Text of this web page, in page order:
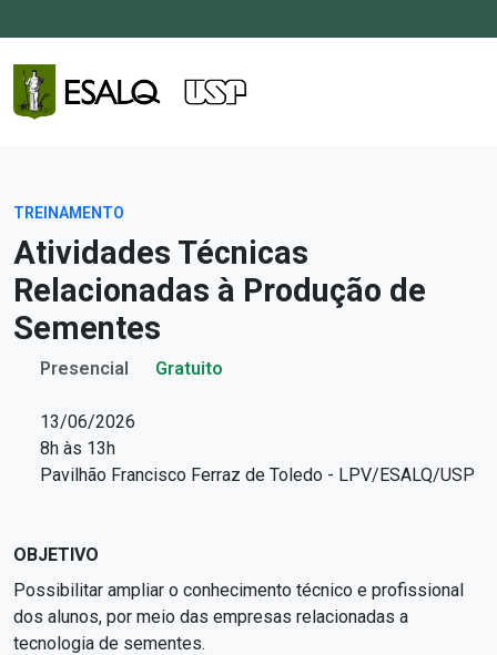
TREINAMENTO
Atividades Técnicas
Relacionadas à Produção de
Sementes
Presencial Gratuito
13/06/2026
8h às 13h
Pavilhão Francisco Ferraz de Toledo - LPV/ESALQ/USP
OBJETIVO
Possibilitar ampliar o conhecimento técnico e profissional
dos alunos, por meio das empresas relacionadas a
tecnologia de sementes.